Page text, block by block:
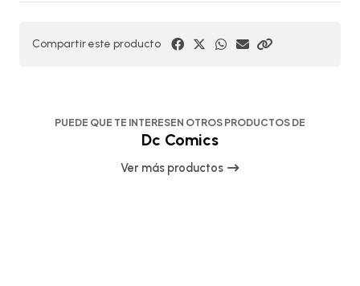
Compartir este producto
PUEDE QUE TE INTERESEN OTROS PRODUCTOS DE
Dc Comics
Ver más productos